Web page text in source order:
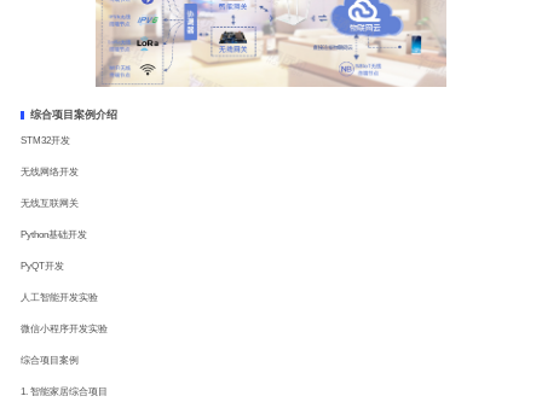
综合项目案例介绍
STM32开发
无线网络开发
无线互联网关
Python基础开发
PyQT开发
人工智能开发实验
微信小程序开发实验
综合项目案例
1. 智能家居综合项目